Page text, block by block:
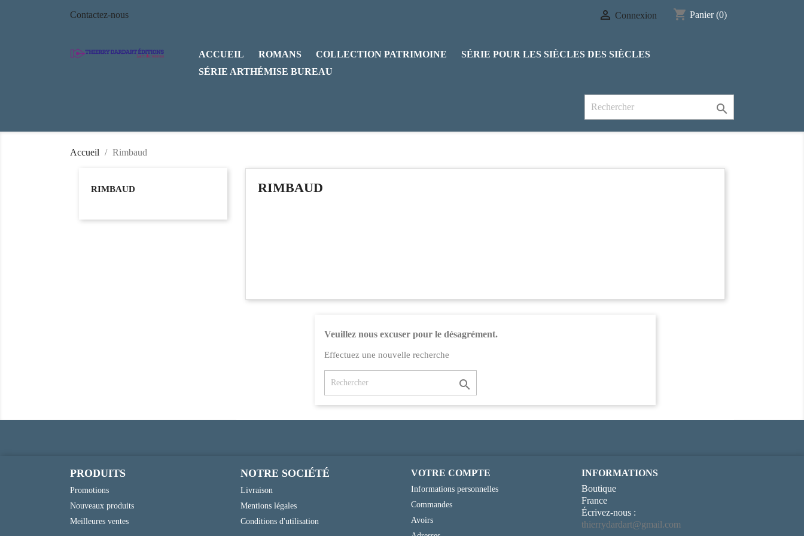
Contactez-nous  Connexion shopping_cart Panier (0)
ACCUEIL ROMANS COLLECTION PATRIMOINE
SÉRIE POUR LES SIÈCLES DES SIÈCLES
SÉRIE ARTHÉMISE BUREAU

Accueil Rimbaud
RIMBAUD RIMBAUD
Veuillez nous excuser pour le désagrément.
Effectuez une nouvelle recherche

PRODUITS
Promotions
Nouveaux produits
Meilleures ventes
NOTRE SOCIÉTÉ
Livraison
Mentions légales
Conditions d'utilisation
VOTRE COMPTE
Informations personnelles
Commandes
Avoirs
INFORMATIONS
Boutique
France
Écrivez-nous :
thierrydardart@gmail.com